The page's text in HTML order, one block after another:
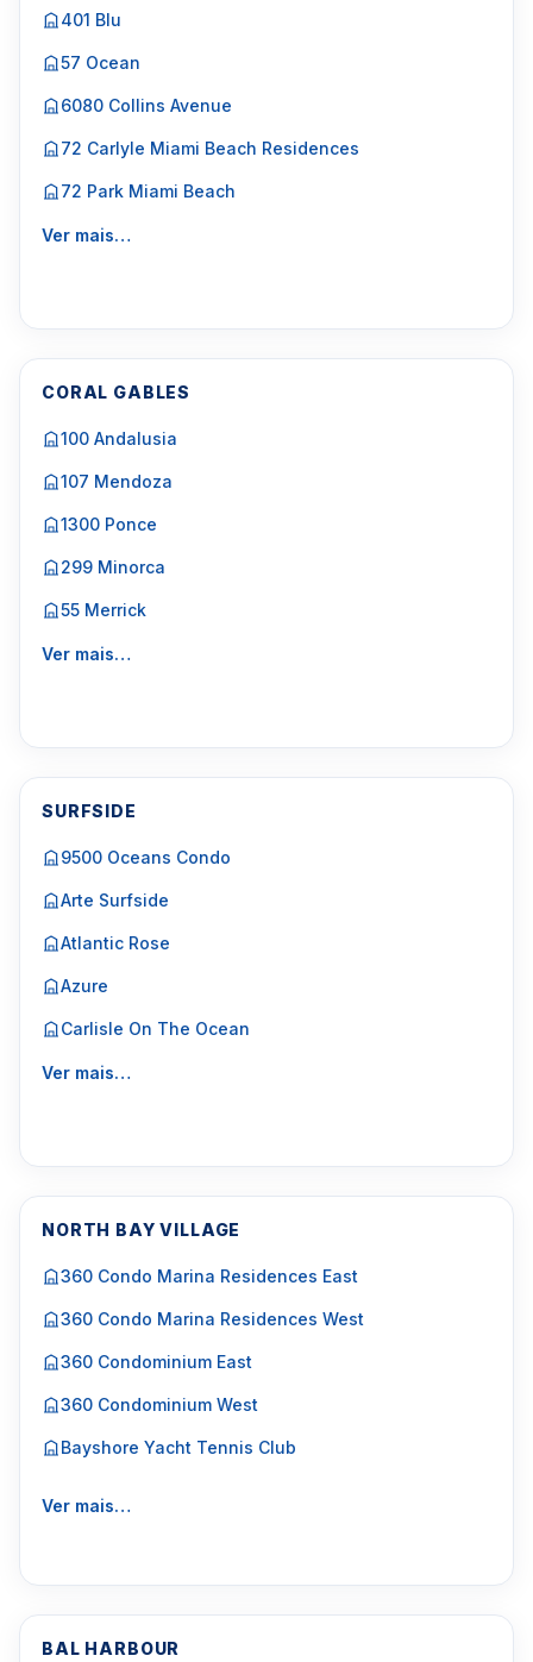
401 Blu
57 Ocean
6080 Collins Avenue
72 Carlyle Miami Beach Residences
72 Park Miami Beach
Ver mais…
CORAL GABLES
100 Andalusia
107 Mendoza
1300 Ponce
299 Minorca
55 Merrick
Ver mais…
SURFSIDE
9500 Oceans Condo
Arte Surfside
Atlantic Rose
Azure
Carlisle On The Ocean
Ver mais…
NORTH BAY VILLAGE
360 Condo Marina Residences East
360 Condo Marina Residences West
360 Condominium East
360 Condominium West
Bayshore Yacht Tennis Club
Ver mais…
BAL HARBOUR